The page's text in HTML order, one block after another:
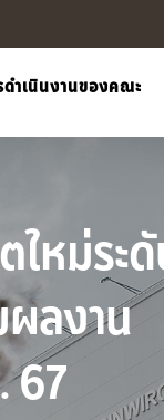
ดำเนินงานของคณะ
หม่ระ
ลงาน
67